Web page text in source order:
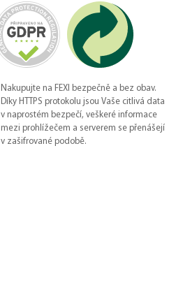
Nakupujte na FEXI bezpečně a bez obav.
Díky HTTPS protokolu jsou Vaše citlivá data
v naprostém bezpečí, veškeré informace
mezi prohlížečem a serverem se přenášejí
v zašifrované podobě.